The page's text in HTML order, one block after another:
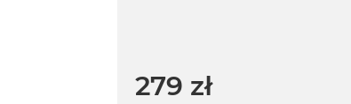
279 zł